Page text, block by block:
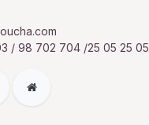
/ 98 702 704 /25 05 25 05